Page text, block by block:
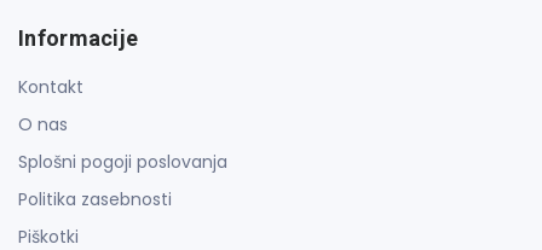
Informacije
Kontakt
O nas
Splošni pogoji poslovanja
Politika zasebnosti
Piškotki